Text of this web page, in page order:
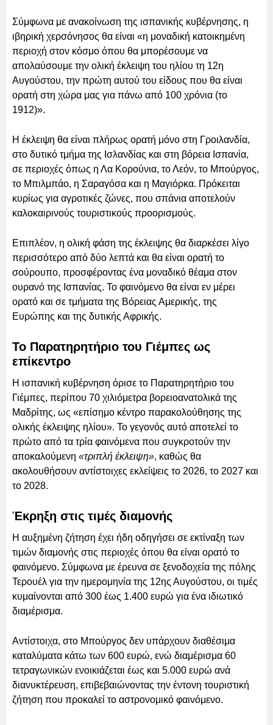
Σύμφωνα με ανακοίνωση της ισπανικής κυβέρνησης, η
ιβηρική χερσόνησος θα είναι «η μοναδική κατοικημένη
περιοχή στον κόσμο όπου θα μπορέσουμε να
απολαύσουμε την ολική έκλειψη του ηλίου τη 12η
Αυγούστου, την πρώτη αυτού του είδους που θα είναι
ορατή στη χώρα μας για πάνω από 100 χρόνια (το
1912)».
Η έκλειψη θα είναι πλήρως ορατή μόνο στη Γροιλανδία,
στο δυτικό τμήμα της Ισλανδίας και στη βόρεια Ισπανία,
σε περιοχές όπως η Λα Κορούνια, το Λεόν, το Μπούργος,
το Μπιλμπάο, η Σαραγόσα και η Μαγιόρκα. Πρόκειται
κυρίως για αγροτικές ζώνες, που σπάνια αποτελούν
καλοκαιρινούς τουριστικούς προορισμούς.
Επιπλέον, η ολική φάση της έκλειψης θα διαρκέσει λίγο
περισσότερο από δύο λεπτά και θα είναι ορατή το
σούρουπο, προσφέροντας ένα μοναδικό θέαμα στον
ουρανό της Ισπανίας. Το φαινόμενο θα είναι εν μέρει
ορατό και σε τμήματα της Βόρειας Αμερικής, της
Ευρώπης και της δυτικής Αφρικής.
Το Παρατηρητήριο του Γιέμπες ως
επίκεντρο
Η ισπανική κυβέρνηση όρισε το Παρατηρητήριο του
Γιέμπες, περίπου 70 χιλιόμετρα βορειοανατολικά της
Μαδρίτης, ως «επίσημο κέντρο παρακολούθησης της
ολικής έκλειψης ηλίου». Το γεγονός αυτό αποτελεί το
πρώτο από τα τρία φαινόμενα που συγκροτούν την
αποκαλούμενη «τριπλή έκλειψη», καθώς θα
ακολουθήσουν αντίστοιχες εκλείψεις το 2026, το 2027 και
το 2028.
Έκρηξη στις τιμές διαμονής
Η αυξημένη ζήτηση έχει ήδη οδηγήσει σε εκτίναξη των
τιμών διαμονής στις περιοχές όπου θα είναι ορατό το
φαινόμενο. Σύμφωνα με έρευνα σε ξενοδοχεία της πόλης
Τερουέλ για την ημερομηνία της 12ης Αυγούστου, οι τιμές
κυμαίνονται από 300 έως 1.400 ευρώ για ένα ιδιωτικό
διαμέρισμα.
Αντίστοιχα, στο Μπούργος δεν υπάρχουν διαθέσιμα
καταλύματα κάτω των 600 ευρώ, ενώ διαμέρισμα 60
τετραγωνικών ενοικιάζεται έως και 5.000 ευρώ ανά
διανυκτέρευση, επιβεβαιώνοντας την έντονη τουριστική
ζήτηση που προκαλεί το αστρονομικό φαινόμενο.